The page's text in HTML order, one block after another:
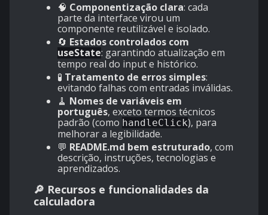
🧠 Componentização clara: cada
parte da interface virou um
componente reutilizável e isolado.
🔄 Estados controlados com
useState: garantindo atualização em
tempo real do input e histórico.
🧪 Tratamento de erros simples:
evitando falhas com entradas inválidas.
🧹 Nomes de variáveis em
português, exceto termos técnicos
padrão (como handleClick), para
melhorar a legibilidade.
💬 README.md bem estruturado, com
descrição, instruções, tecnologias e
aprendizados.
🔎 Recursos e funcionalidades da
calculadora